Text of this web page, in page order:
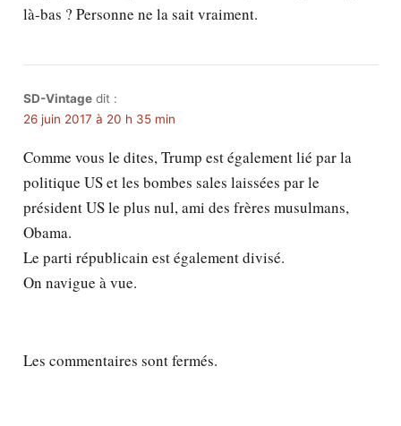
là-bas ? Personne ne la sait vraiment.
SD-Vintage dit :
26 juin 2017 à 20 h 35 min
Comme vous le dites, Trump est également lié par la
politique US et les bombes sales laissées par le
président US le plus nul, ami des frères musulmans,
Obama.
Le parti républicain est également divisé.
On navigue à vue.
Les commentaires sont fermés.